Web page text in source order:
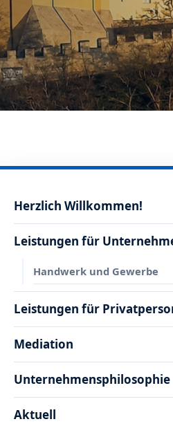
Herzlich Willkommen!
Leistungen für
Handwerk und Gewerbe
Leistungen für
Mediation
Unternehmensphilosophie
Aktuell